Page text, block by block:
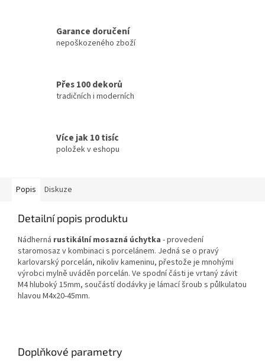
Garance doručení
nepoškozeného zboží
Přes 100 dekorů
tradičních i moderních
Více jak 10 tisíc
položek v eshopu
Popis Diskuze
Detailní popis produktu
Nádherná rustikální mosazná úchytka - provedení
staromosaz v kombinaci s porcelánem. Jedná se o pravý
karlovarský porcelán, nikoliv kameninu, přestože je mnohými
výrobci mylně uváděn porcelán. Ve spodní části je vrtaný závit
M4 hluboký 15mm, součástí dodávky je lámací šroub s půlkulatou
hlavou M4x20-45mm.
Doplňkové parametry